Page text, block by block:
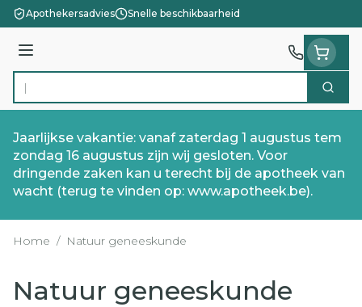
Ga naar de inhoud
Apothekersadvies Snelle beschikbaarheid
Menu
Product, merk, categorie... Zoek
Jaarlijkse vakantie: vanaf zaterdag 1 augustus tem
zondag 16 augustus zijn wij gesloten. Voor
dringende zaken kan u terecht bij de apotheek van
wacht (terug te vinden op: www.apotheek.be).
Home / Natuur geneeskunde
Natuur geneeskunde